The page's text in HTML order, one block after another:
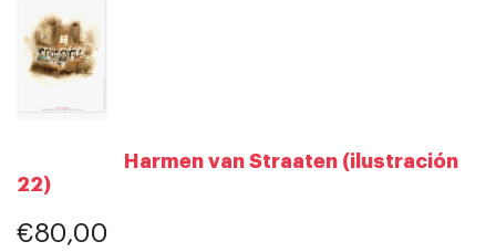
Harmen van Straaten (ilustración
22)
€80,00